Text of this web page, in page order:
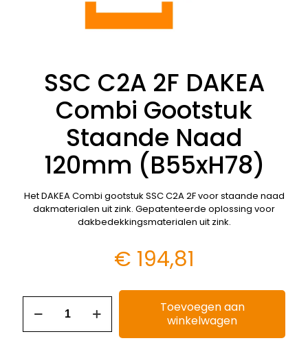
SSC C2A 2F DAKEA
Combi Gootstuk
Staande Naad
120mm (B55xH78)
Het DAKEA Combi gootstuk SSC C2A 2F voor staande naad
dakmaterialen uit zink. Gepatenteerde oplossing voor
dakbedekkingsmaterialen uit zink.
€ 194,81
Toevoegen aan
winkelwagen